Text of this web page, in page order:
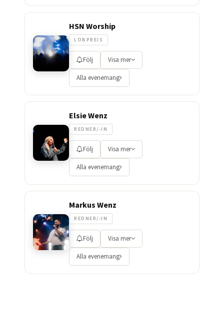
HSN Worship
LOBPREIS
Följ Visa mer
Alla evenemang
Elsie Wenz
REDNER/-IN
Följ Visa mer
Alla evenemang
Markus Wenz
REDNER/-IN
Följ Visa mer
Alla evenemang